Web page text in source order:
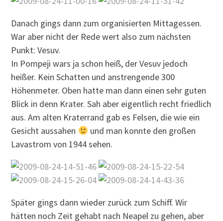
Danach gings dann zum organisierten Mittagessen.
War aber nicht der Rede wert also zum nächsten
Punkt: Vesuv.
In Pompeji wars ja schon heiß, der Vesuv jedoch
heißer. Kein Schatten und anstrengende 300
Höhenmeter. Oben hatte man dann einen sehr guten
Blick in denn Krater. Sah aber eigentlich recht friedlich
aus. Am alten Kraterrand gab es Felsen, die wie ein
Gesicht aussahen
und man konnte den großen
Lavastrom von 1944 sehen.
Später gings dann wieder zurück zum Schiff. Wir
hätten noch Zeit gehabt nach Neapel zu gehen, aber